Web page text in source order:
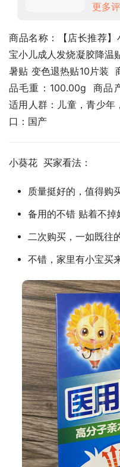
更多
商品名称：【店长推荐
宝小儿成人发烧凝胶降温
暑贴 变色退热贴10片装
品毛重：100.00g  商品
适用人群：儿童，青少
口：国产
小葵花  买家看法：
质量挺好的，值得购
备用的不错 贴着不掉
二次购买，一如既往
不错，家里有小宝买